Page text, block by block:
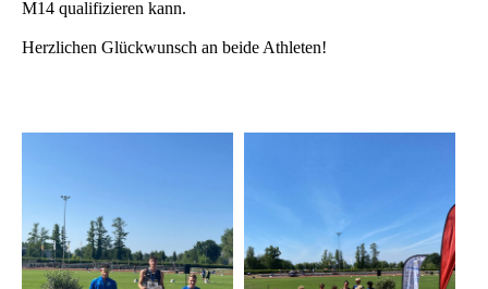
M14 qualifizieren kann.
Herzlichen Glückwunsch an beide Athleten!